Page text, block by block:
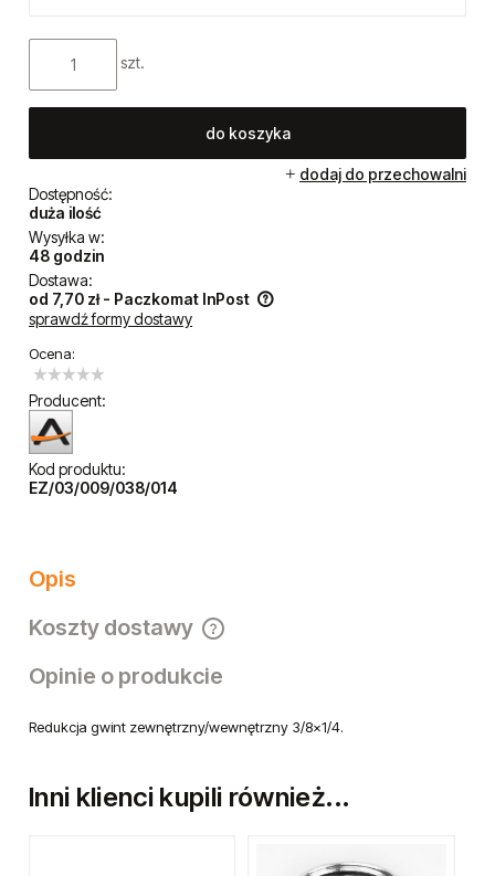
szt.
do koszyka
dodaj do przechowalni
Dostępność:
duża ilość
Wysyłka w:
48 godzin
Dostawa:
od 7,70 zł - Paczkomat InPost
Cena nie zawiera ewentualnych kosztów płatności
sprawdź formy dostawy
Ocena:
Producent:
Kod produktu:
EZ/03/009/038/014
Opis
Koszty dostawy
Cena nie zawiera ewentualnych kosztów płatności
Opinie o produkcie
Redukcja gwint zewnętrzny/wewnętrzny 3/8x1/4.
Inni klienci kupili również...